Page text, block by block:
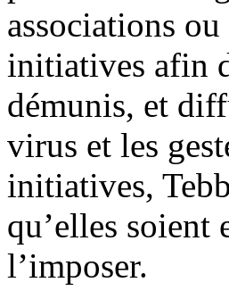
associations
initiatives afin
démunis, et
virus et les
initiatives,
qu’elles soient
l’imposer.